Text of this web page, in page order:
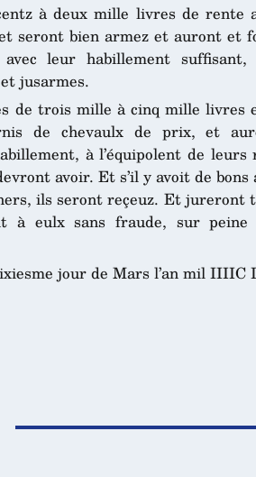
à deux mille livres de rente
seront bien armez et auront et
leur habillement
jusarmes.
de trois mille à cinq mille livres
de chevaulx de prix, et
à l’équipolent de leurs
avoir. Et s’il y avoit de
ils seront reçeuz. Et jureront
à eulx sans fraude, sur
jour de Mars l’an mil IIIIC